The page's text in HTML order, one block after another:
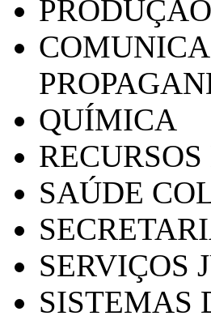
QUÍMICA
SAÚDE
SERVIÇOS
SISTEMAS